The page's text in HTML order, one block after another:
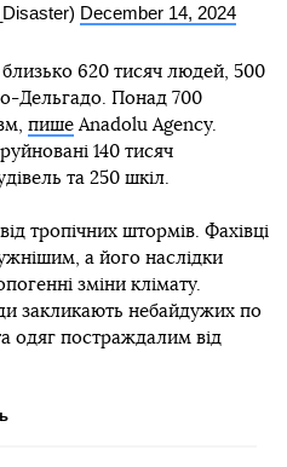
December 14, 2024
близько 620 тисяч людей, 500
Дельгадо. Понад 700
пише Anadolu Agency.
140 тисяч
та 250 шкіл.
тропічних штормів. Фахівці
а його наслідки
зміни клімату.
закликають небайдужих по
одяг постраждалим від